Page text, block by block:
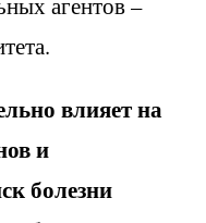
влияет на
и
болезни